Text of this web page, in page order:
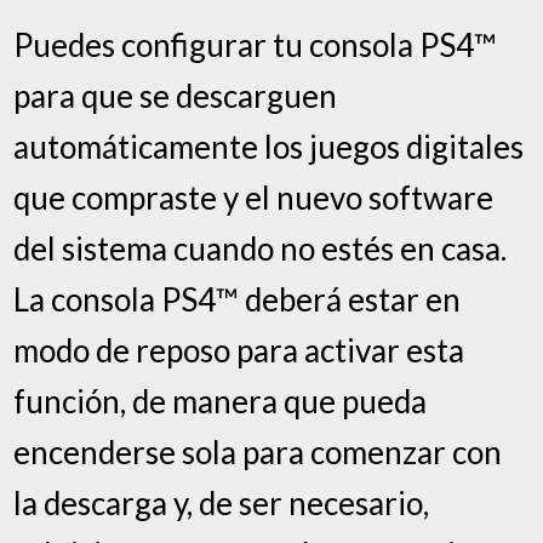
Puedes configurar tu consola PS4™
para que se descarguen
automáticamente los juegos digitales
que compraste y el nuevo software
del sistema cuando no estés en casa.
La consola PS4™ deberá estar en
modo de reposo para activar esta
función, de manera que pueda
encenderse sola para comenzar con
la descarga y, de ser necesario,